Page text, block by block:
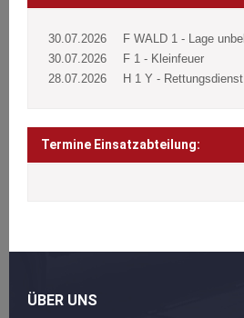
30.07.2026
F WALD 1 - Lage
30.07.2026
F 1 - Kleinfeuer
28.07.2026
H 1 Y -
Termine Einsatzabteilung:
ÜBER UNS